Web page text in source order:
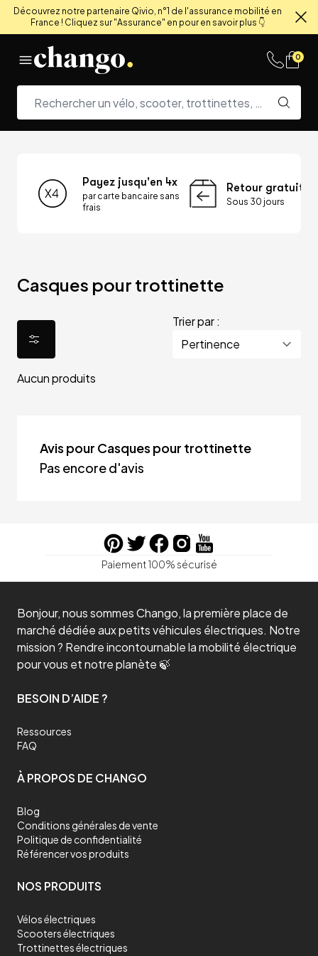
Découvrez notre partenaire Qivio, n°1 de l'assurance mobilité en
France ! Cliquez sur "Assurance" en pour en savoir plus 👇
0
Payez jusqu'en 4x
par carte bancaire sans
frais
Retour gratuit
Sous 30 jours
Casques pour trottinette
Trier par :
Aucun produits
Avis pour Casques pour trottinette
Pas encore d'avis
Paiement 100% sécurisé
Bonjour, nous sommes Chango, la première place de
marché dédiée aux petits véhicules électriques. Notre
mission ? Rendre incontournable la mobilité électrique
pour vous et notre planète 🍃
BESOIN D’AIDE ?
Ressources
FAQ
À PROPOS DE CHANGO
Blog
Conditions générales de vente
Politique de confidentialité
Référencer vos produits
NOS PRODUITS
Vélos électriques
Scooters électriques
Trottinettes électriques